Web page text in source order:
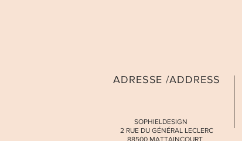
ADRESSE /ADDRESS
SOPHIELDESIGN
2 RUE DU GÉNÉRAL LECLERC
88500 MATTAINCOURT